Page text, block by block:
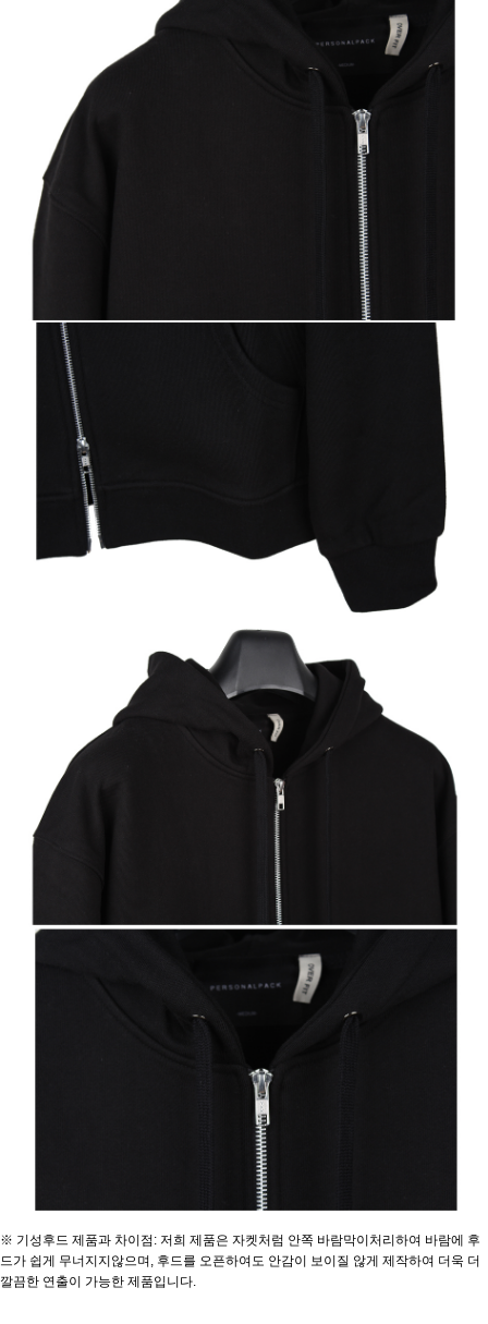
※ 기성후드 제품과 차이점: 저희 제품은 자켓처럼 안쪽 바람막이처리하여 바람에 후
드가 쉽게 무너지지않으며, 후드를 오픈하여도 안감이 보이질 않게 제작하여 더욱 더
깔끔한 연출이 가능한 제품입니다.